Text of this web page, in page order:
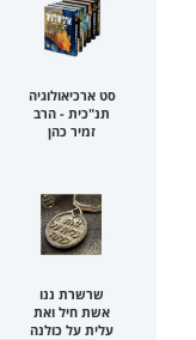
סט ארכיאולוגיה
תנ"כית - הרב
זמיר כהן
שרשרת ננו
אשת חיל ואת
עלית על כולנה